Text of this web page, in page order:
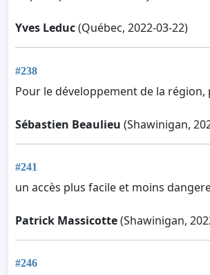
Yves Leduc(Québec, 2022-03-22)
#238
Pour le développement de la
Sébastien Beaulieu (Shawinigan,
#241
un accès plus facile et moins
Patrick Massicotte(Shawinigan,
#246